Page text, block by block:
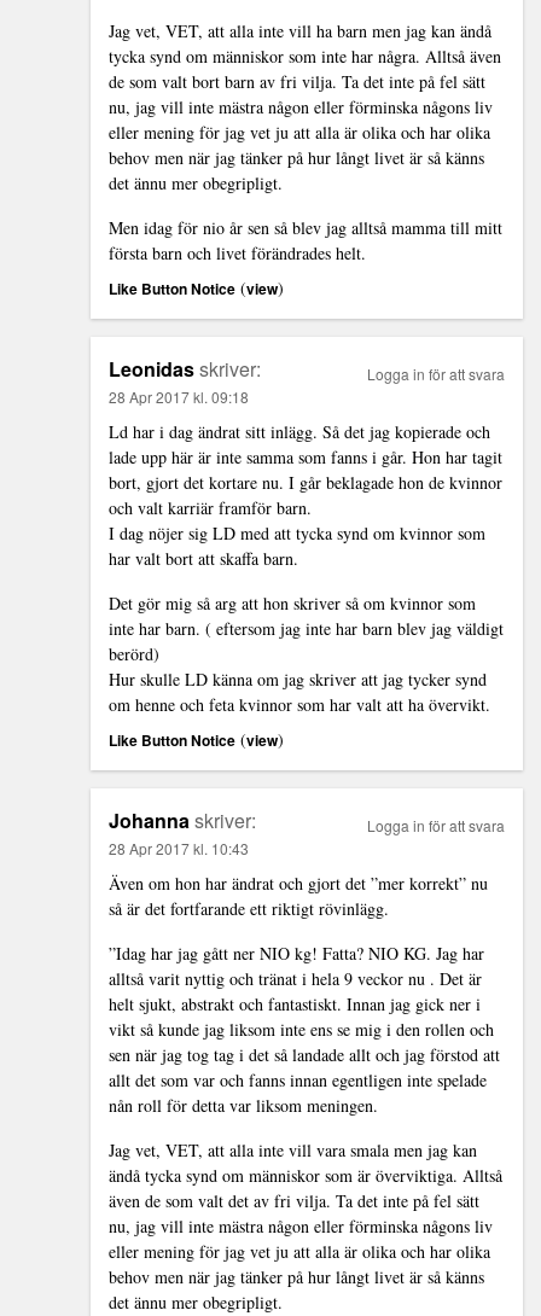
Jag vet, VET, att alla inte vill ha barn men jag kan ändå
tycka synd om människor som inte har några. Alltså även
de som valt bort barn av fri vilja. Ta det inte på fel sätt
nu, jag vill inte mästra någon eller förminska någons liv
eller mening för jag vet ju att alla är olika och har olika
behov men när jag tänker på hur långt livet är så känns
det ännu mer obegripligt.
Men idag för nio år sen så blev jag alltså mamma till mitt
första barn och livet förändrades helt.
Like Button Notice (view)
Leonidasskriver:
28 Apr 2017 kl. 09:18
Ld har i dag ändrat sitt inlägg. Så det jag kopierade och
lade upp här är inte samma som fanns i går. Hon har tagit
bort, gjort det kortare nu. I går beklagade hon de kvinnor
och valt karriär framför barn.
I dag nöjer sig LD med att tycka synd om kvinnor som
har valt bort att skaffa barn.
Det gör mig så arg att hon skriver så om kvinnor som
inte har barn. ( eftersom jag inte har barn blev jag väldigt
berörd)
Hur skulle LD känna om jag skriver att jag tycker synd
om henne och feta kvinnor som har valt att ha övervikt.
Like Button Notice (view)
Logga in för att svara
Johannaskriver:
28 Apr 2017 kl. 10:43
Även om hon har ändrat och gjort det ”mer korrekt” nu
så är det fortfarande ett riktigt rövinlägg.
”Idag har jag gått ner NIO kg! Fatta? NIO KG. Jag har
alltså varit nyttig och tränat i hela 9 veckor nu . Det är
helt sjukt, abstrakt och fantastiskt. Innan jag gick ner i
vikt så kunde jag liksom inte ens se mig i den rollen och
sen när jag tog tag i det så landade allt och jag förstod att
allt det som var och fanns innan egentligen inte spelade
nån roll för detta var liksom meningen.
Jag vet, VET, att alla inte vill vara smala men jag kan
ändå tycka synd om människor som är överviktiga. Alltså
även de som valt det av fri vilja. Ta det inte på fel sätt
nu, jag vill inte mästra någon eller förminska någons liv
eller mening för jag vet ju att alla är olika och har olika
behov men när jag tänker på hur långt livet är så känns
det ännu mer obegripligt.
Logga in för att svara